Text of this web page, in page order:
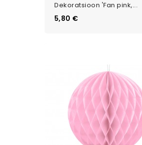
Dekoratsioon 'Fan pink,...
Цена
5,80 €